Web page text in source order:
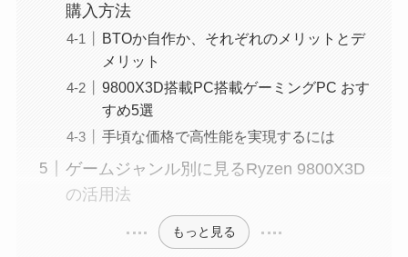
購入方法
BTOか自作か、それぞれのメリットとデ
メリット
9800X3D搭載PC搭載ゲーミングPC おす
すめ5選
手頃な価格で高性能を実現するには
ゲームジャンル別に見るRyzen 9800X3D
の活用法
もっと見る